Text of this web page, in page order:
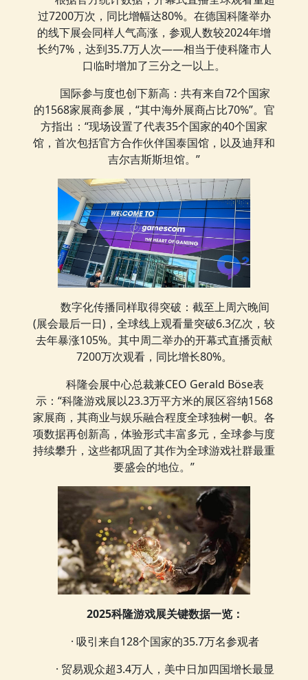
过7200万次，同比增幅达80%。在德国科隆举办
的线下展会同样人气高涨，参观人数较2024年增
长约7%，达到35.7万人次——相当于使科隆市人
口临时增加了三分之一以上。
国际参与度也创下新高：共有来自72个国家
的1568家展商参展，“其中海外展商占比70%”。官
方指出：“现场设置了代表35个国家的40个国家
馆，首次包括官方合作伙伴国泰国馆，以及迪拜和
吉尔吉斯斯坦馆。”
数字化传播同样取得突破：截至上周六晚间
(展会最后一日)，全球线上观看量突破6.3亿次，较
去年暴涨105%。其中周二举办的开幕式直播贡献
7200万次观看，同比增长80%。
科隆会展中心总裁兼CEO Gerald Böse表
示：“科隆游戏展以23.3万平方米的展区容纳1568
家展商，其商业与娱乐融合程度全球独树一帜。各
项数据再创新高，体验形式丰富多元，全球参与度
持续攀升，这些都巩固了其作为全球游戏社群最重
要盛会的地位。”
2025科隆游戏展关键数据一览：
· 吸引来自128个国家的35.7万名参观者
· 贸易观众超3.4万人，美中日加四国增长最显